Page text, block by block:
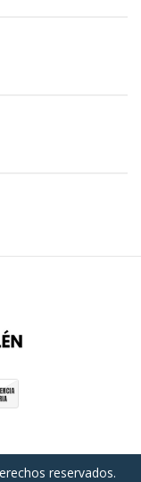
reservados.